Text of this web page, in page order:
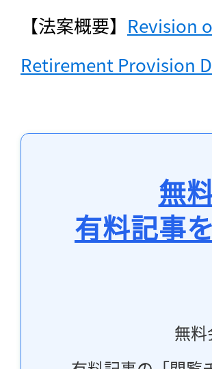
【法案概要】 Revision
Retirement Provision
無
有料記事
無